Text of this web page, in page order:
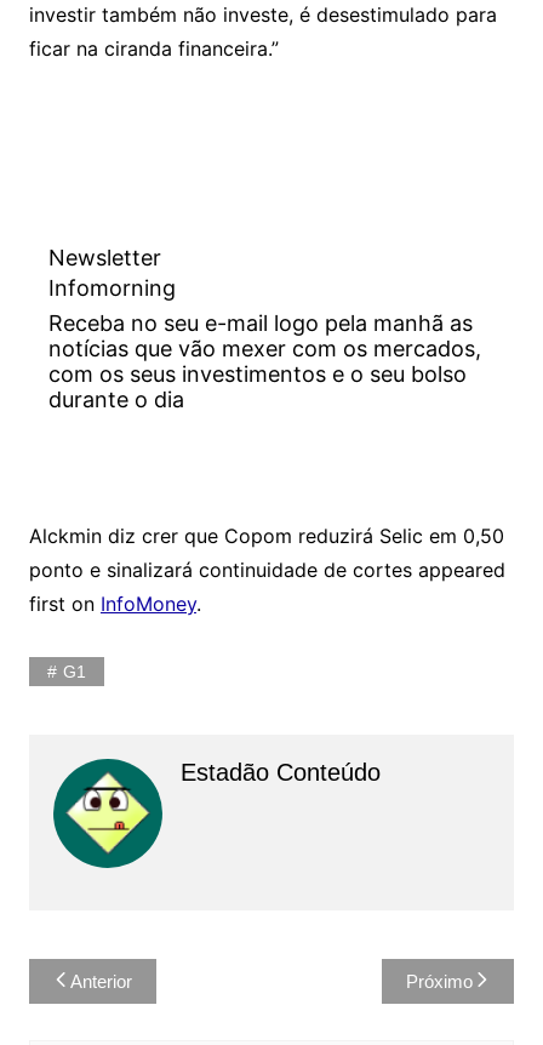
investir também não investe, é desestimulado para
ficar na ciranda financeira.”
Newsletter
Infomorning
Receba no seu e-mail logo pela manhã as
notícias que vão mexer com os mercados,
com os seus investimentos e o seu bolso
durante o dia
Alckmin diz crer que Copom reduzirá Selic em 0,50
ponto e sinalizará continuidade de cortes appeared
first on InfoMoney.
G1
Estadão Conteúdo
Navegação
de
Anterior Próximo